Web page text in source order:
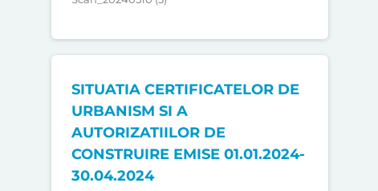
SITUATIA CERTIFICATELOR DE
URBANISM SI A
AUTORIZATIILOR DE
CONSTRUIRE EMISE 01.01.2024-
30.04.2024